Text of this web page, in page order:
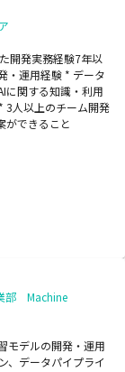
開発実務経験7年以
・運用経験 * データ
に関する知識・利用
3人以上のチーム開発
ができること
部 Machine
モデルの開発・運用
、データパイプライ